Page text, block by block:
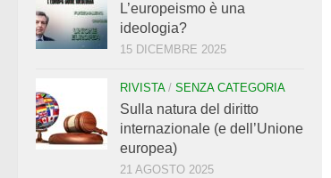
L’europeismo è una
ideologia?
15 DICEMBRE 2025
RIVISTA/ SENZA CATEGORIA
Sulla natura del diritto
internazionale (e dell’Unione
europea)
21 AGOSTO 2025